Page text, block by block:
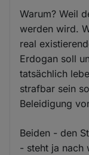
Warum? Weil
werden wird.
real
Erdogan soll
tatsächlich
strafbar sein
Beleidigung
Beiden - den
- steht ja nach